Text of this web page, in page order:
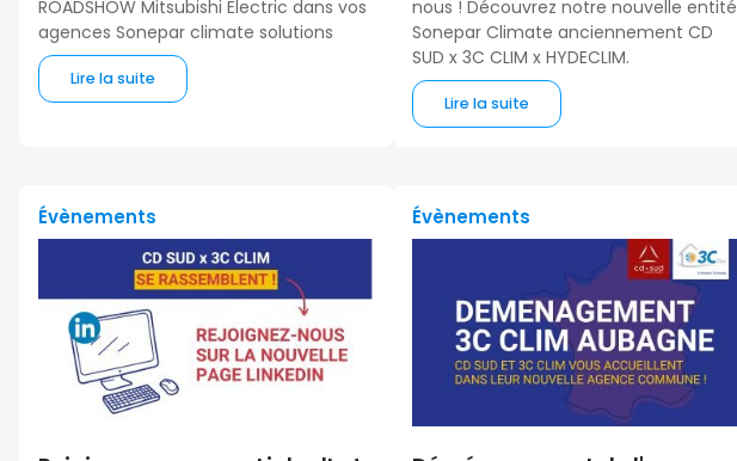
ROADSHOW Mitsubishi Electric dans vos
agences Sonepar climate solutions
Lire la suite
nous ! Découvrez notre nouvelle entité
Sonepar Climate anciennement CD
SUD x 3C CLIM x HYDECLIM.
Lire la suite
Évènements Évènements